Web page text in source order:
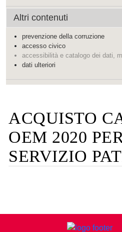
Altri contenuti
prevenzione della corruzione
accesso civico
accessibilità e catalogo dei dati,
dati ulteriori
ACQUISTO
OEM 2020
SERVIZIO